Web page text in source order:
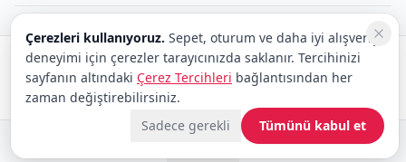
Güvenli alışveriş:
Kargo:
© 2008–2026 BK Bilgi Teknolojileri ve Ticaret A.Ş.
Çerezleri kullanıyoruz. Sepet, oturum ve daha iyi alışveriş
deneyimi için çerezler tarayıcınızda saklanır. Tercihinizi
sayfanın altındaki Çerez Tercihleri bağlantısından her
zaman değiştirebilirsiniz.
Sadece gerekli
Tümünü kabul et